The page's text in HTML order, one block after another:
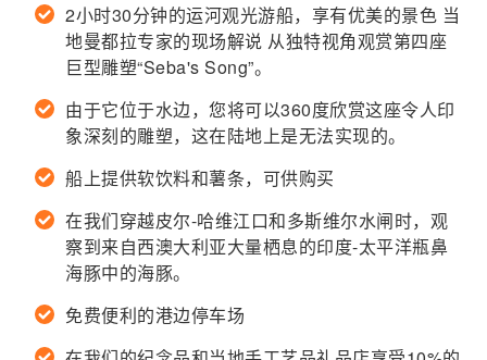
2小时30分钟的运河观光游船，享有优美的景色 当
地曼都拉专家的现场解说 从独特视角观赏第四座
巨型雕塑“Seba's Song”。
由于它位于水边，您将可以360度欣赏这座令人印
象深刻的雕塑，这在陆地上是无法实现的。
船上提供软饮料和薯条，可供购买
在我们穿越皮尔-哈维江口和多斯维尔水闸时，观
察到来自西澳大利亚大量栖息的印度-太平洋瓶鼻
海豚中的海豚。
免费便利的港边停车场